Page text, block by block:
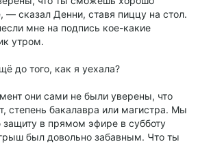
— сказал Денни, ставя пиццу на стол.
мне на подпись кое-какие
утром.
до того, как я уехала?
они сами не были уверены, что
степень бакалавра или магистра. Мы
в прямом эфире в субботу
был довольно забавным. Что ты